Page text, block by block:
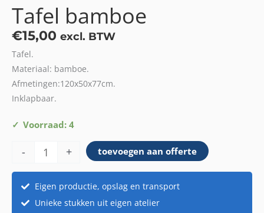
Tafel bamboe
€15,00 excl. BTW
Tafel.
Materiaal: bamboe.
Afmetingen:120x50x77cm.
Inklapbaar.
Voorraad: 4
-
Tafel
aantal
+ toevoegen aan offerte
Eigen productie, opslag en transport
Unieke stukken uit eigen atelier